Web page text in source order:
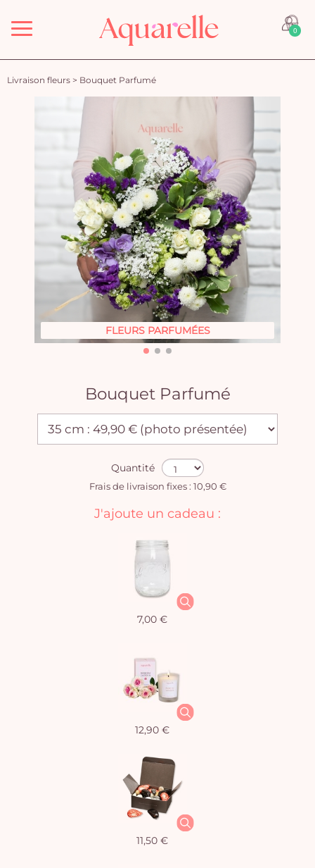
Menu 0
Livraison fleurs > Bouquet Parfumé
FLEURS PARFUMÉES
Bouquet Parfumé
Quantité
Frais de livraison fixes : 10,90 €
J'ajoute un cadeau :
7,00 €
12,90 €
11,50 €